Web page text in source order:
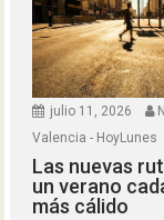
julio 11, 2026
Valencia - HoyLunes
Las nuevas
un verano
más cálido